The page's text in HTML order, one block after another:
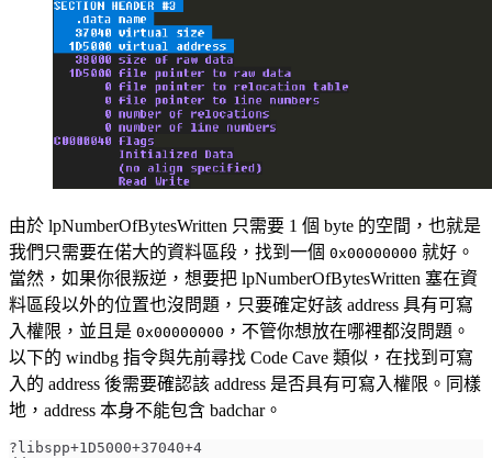
由於 lpNumberOfBytesWritten 只需要 1 個 byte 的空間，也就是
我們只需要在偌大的資料區段，找到一個 0x00000000 就好。
當然，如果你很叛逆，想要把 lpNumberOfBytesWritten 塞在資
料區段以外的位置也沒問題，只要確定好該 address 具有可寫
入權限，並且是 0x00000000 ，不管你想放在哪裡都沒問題。
以下的 windbg 指令與先前尋找 Code Cave 類似，在找到可寫
入的 address 後需要確認該 address 是否具有可寫入權限。同樣
地，address 本身不能包含 badchar。